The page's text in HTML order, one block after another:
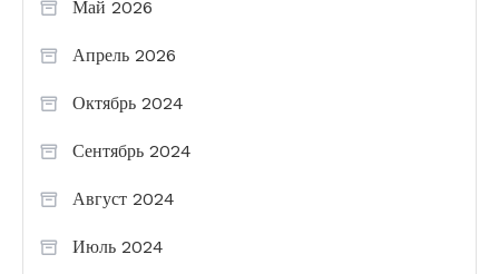
Май 2026
Апрель 2026
Октябрь 2024
Сентябрь 2024
Август 2024
Июль 2024